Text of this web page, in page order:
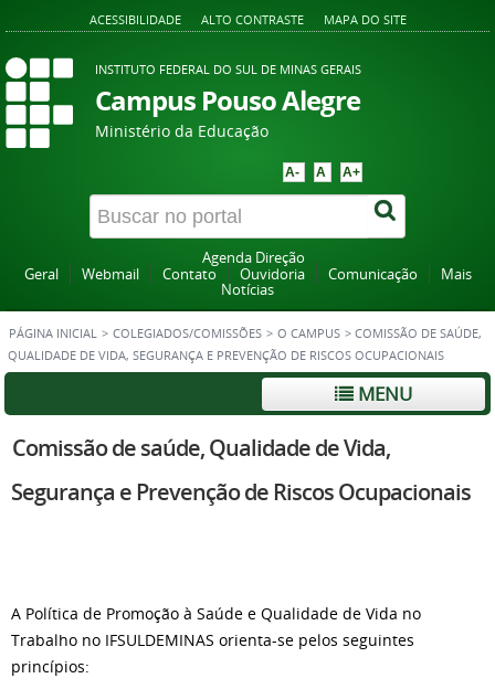
ACESSIBILIDADE ALTO CONTRASTE MAPA DO SITE
INSTITUTO FEDERAL DO SUL DE MINAS GERAIS
Campus Pouso Alegre
Ministério da Educação
A- A A+
Agenda Direção
Geral
Webmail Contato Ouvidoria Comunicação
Mais
Notícias
PÁGINA INICIAL > COLEGIADOS/COMISSÕES > O CAMPUS > COMISSÃO DE SAÚDE,
QUALIDADE DE VIDA, SEGURANÇA E PREVENÇÃO DE RISCOS OCUPACIONAIS
MENU
Comissão de saúde, Qualidade de Vida,
Segurança e Prevenção de Riscos Ocupacionais
A Política de Promoção à Saúde e Qualidade de Vida no
Trabalho no IFSULDEMINAS orienta-se pelos seguintes
princípios: